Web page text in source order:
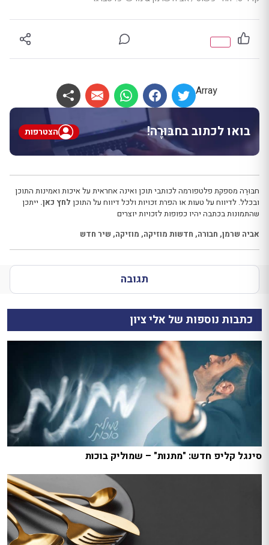
Array
בואו לכתוב בחבּוּרֶה! הצטרפות
חבּוּרֶה מספקת פלטפורמה לכותבי תוכן ואינה אחראית על איכות ואמינות התוכן
ובכלל. לדיווח על טעות או הפרת זכויות ולכל דיווח על התוכן לחץ כאן. ייתכן
שהתמונות בכתבה יהיו כפופות לזכויות יוצרים
אביה שרמן, חבורה, חדשות מוזיקה, מוזיקה, שיר חדש
תגובה
כתבות נוספות של אלי ציון
סינגל קליפ חדש: "מתנות" – שמוליק בוכות